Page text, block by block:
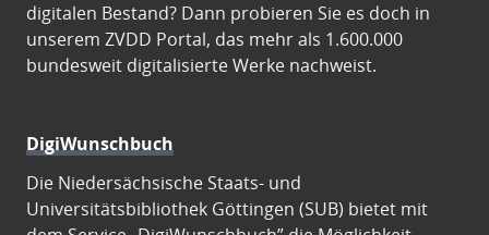
digitalen Bestand? Dann probieren Sie es doch in
unserem ZVDD Portal, das mehr als 1.600.000
bundesweit digitalisierte Werke nachweist.
DigiWunschbuch
Die Niedersächsische Staats- und
Universitätsbibliothek Göttingen (SUB) bietet mit